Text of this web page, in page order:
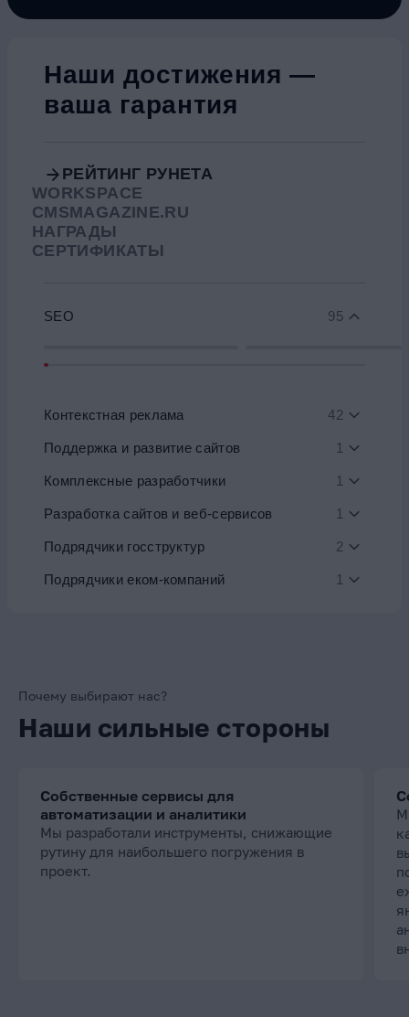
Наши достижения —
ваша гарантия
РЕЙТИНГ РУНЕТА
WORKSPACE
CMSMAGAZINE.RU
НАГРАДЫ
СЕРТИФИКАТЫ
SEO 95
Контекстная реклама 42
Поддержка и развитие сайтов 1
Комплексные разработчики 1
Разработка сайтов и веб-сервисов 1
Подрядчики госструктур 2
Подрядчики еком-компаний 1
Почему выбирают нас?
Наши сильные стороны
Собственные сервисы для
автоматизации и аналитики
Мы разработали инструменты, снижающие
рутину для наибольшего погружения в
проект.